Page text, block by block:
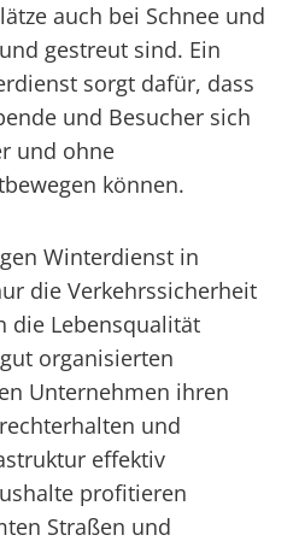
auch bei Schnee und
gestreut sind. Ein
sorgt dafür, dass
und Besucher sich
und ohne
können.
Winterdienst in
die Verkehrssicherheit
die Lebensqualität
organisierten
Unternehmen ihren
und
effektiv
profitieren
Straßen und